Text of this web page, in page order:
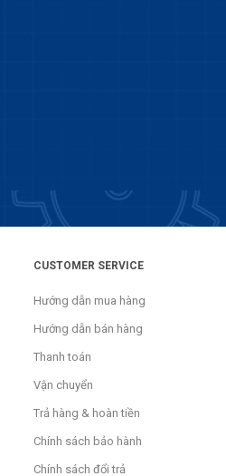
CUSTOMER SERVICE
Hướng dẫn mua hàng
Hướng dẫn bán hàng
Thanh toán
Vận chuyển
Trả hàng & hoàn tiền
Chính sách bảo hành
Chính sách đổi trả